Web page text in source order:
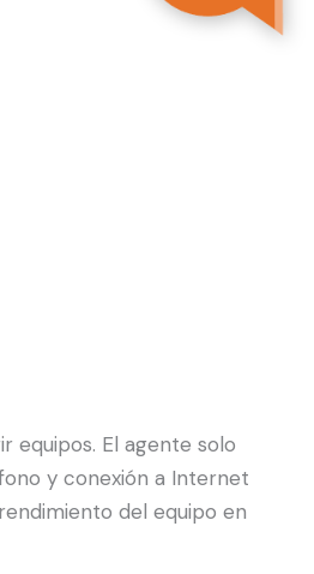
equipos. El agente solo
y conexión a Internet
del equipo en